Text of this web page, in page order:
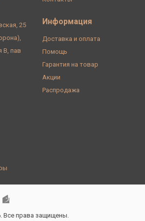
25
В, пав
Информация
Доставка и оплата
Помощь
Гарантия на товар
Акции
Распродажа
Все права защищены.